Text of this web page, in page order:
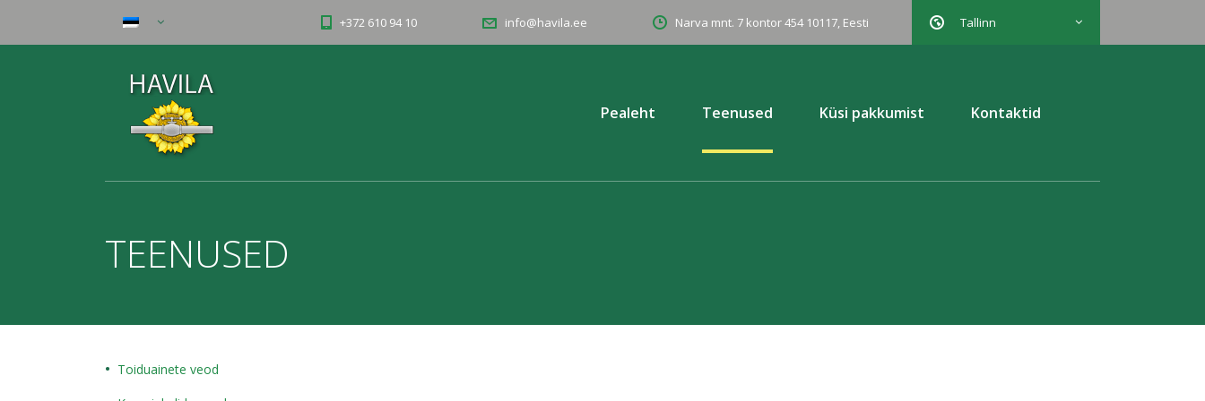
Tallinn
+372 610 94 10 info@havila.ee Narva mnt. 7 kontor 454 10117, Eesti
Pealeht Teenused Küsi pakkumist Kontaktid
TEENUSED
Toiduainete veod